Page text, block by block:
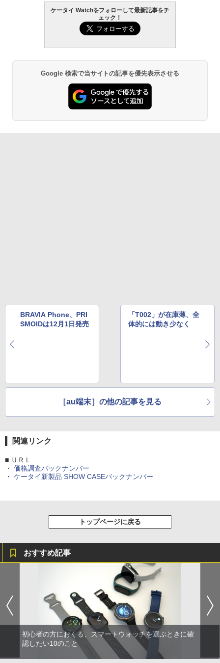
ケータイ Watchをフォローして最新記事をチ
ェック！
Google 検索で当サイトの記事を優先表示させる
BRAVIA Phone、PRI
SMOIDは12月1日発売
「T002」が在庫薄、全
体的には動き少なく
［au端末］の他の記事を見る
関連リンク
■ ＵＲＬ
・ 価格調査バックナンバー
・ ケータイ新製品 SHOW CASEバックナンバー
トップページに戻る
おすすめ記事
初心者の方におくる、スマートウォッチを選ぶときに確
認したい10のこと